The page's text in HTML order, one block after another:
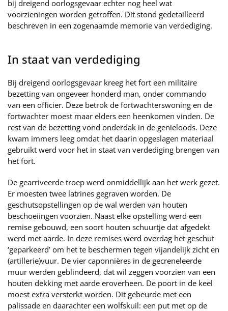
bij dreigend oorlogsgevaar echter nog heel wat
voorzieningen worden getroffen. Dit stond gedetailleerd
beschreven in een zogenaamde memorie van verdediging.
In staat van verdediging
Bij dreigend oorlogsgevaar kreeg het fort een militaire
bezetting van ongeveer honderd man, onder commando
van een officier. Deze betrok de fortwachterswoning en de
fortwachter moest maar elders een heenkomen vinden. De
rest van de bezetting vond onderdak in de genieloods. Deze
kwam immers leeg omdat het daarin opgeslagen materiaal
gebruikt werd voor het in staat van verdediging brengen van
het fort.
De gearriveerde troep werd onmiddellijk aan het werk gezet.
Er moesten twee latrines gegraven worden. De
geschutsopstellingen op de wal werden van houten
beschoeiingen voorzien. Naast elke opstelling werd een
remise gebouwd, een soort houten schuurtje dat afgedekt
werd met aarde. In deze remises werd overdag het geschut
‘geparkeerd’ om het te beschermen tegen vijandelijk zicht en
(artillerie)vuur. De vier caponnières in de gecreneleerde
muur werden geblindeerd, dat wil zeggen voorzien van een
houten dekking met aarde eroverheen. De poort in de keel
moest extra versterkt worden. Dit gebeurde met een
palissade en daarachter een wolfskuil: een put met op de